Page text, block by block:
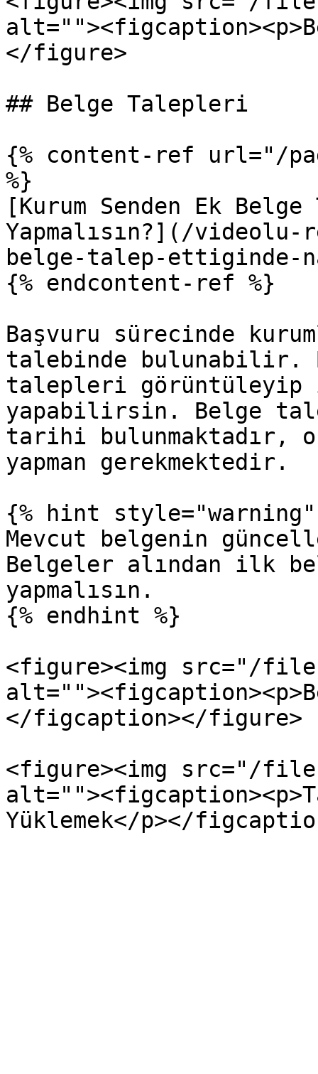
</figure>
## Belge Talepleri
{% content-ref url="/
%}
[Kurum Senden Ek
Yapmalısın?](/videolu-
belge-talep-ettiginde-
{% endcontent-ref %}
Başvuru sürecinde
talebinde bulunabilir.
talepleri görüntüleyip
yapabilirsin. Belge
tarihi bulunmaktadır,
yapman gerekmektedir.
{% hint style="warning"
Mevcut belgenin
Belgeler alından ilk
yapmalısın.
{% endhint %}
<figure><img src="/files/
</figcaption></figure>
<figure><img src="/